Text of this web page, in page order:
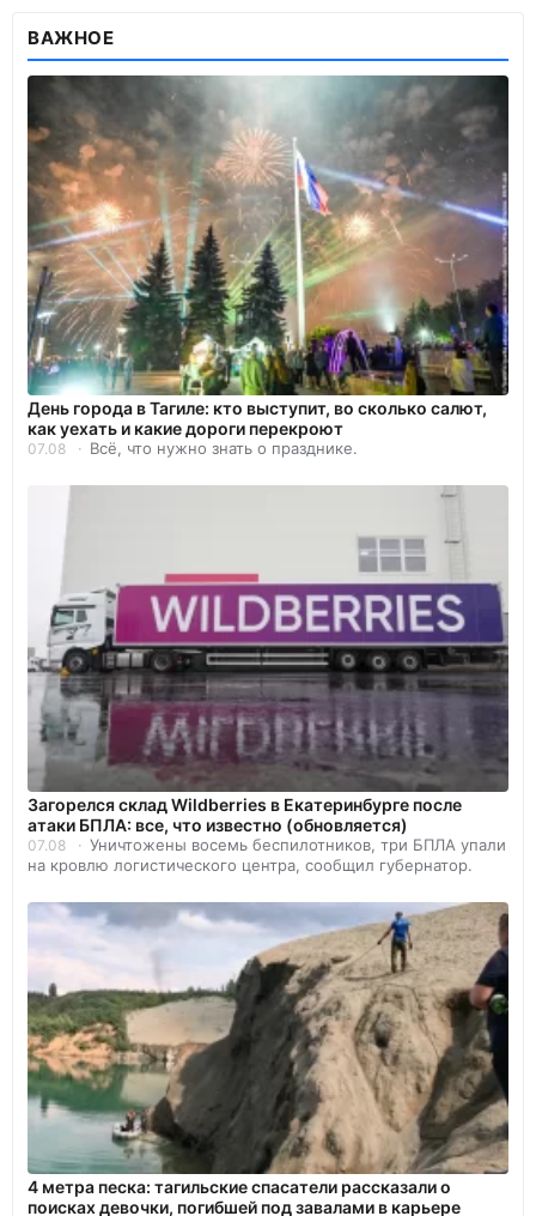
ВАЖНОЕ
День города в Тагиле: кто выступит, во сколько салют,
как уехать и какие дороги перекроют
07.08 Всё, что нужно знать о празднике.
Загорелся склад Wildberries в Екатеринбурге после
атаки БПЛА: все, что известно (обновляется)
07.08
Уничтожены восемь беспилотников, три БПЛА упали
на кровлю логистического центра, сообщил губернатор.
4 метра песка: тагильские спасатели рассказали о
поисках девочки, погибшей под завалами в карьере